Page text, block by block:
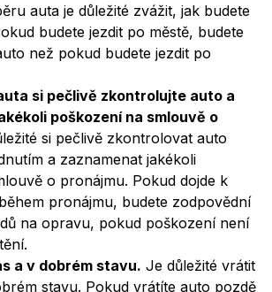
auta je důležité zvážit, jak budete
budete jezdit po městě, budete
než pokud budete jezdit po
si pečlivě zkontrolujte auto a
poškození na smlouvě o
si pečlivě zkontrolovat auto
a zaznamenat jakékoli
o pronájmu. Pokud dojde k
pronájmu, budete zodpovědní
na opravu, pokud poškození není
a v dobrém stavu. Je důležité vrátit
stavu. Pokud vrátíte auto pozdě